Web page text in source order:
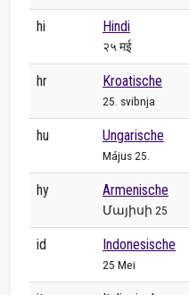
hi Hindi
२५ मई
hr Kroatische
25. svibnja
hu Ungarische
Május 25.
hy Armenische
Մայիսի 25
id Indonesische
25 Mei